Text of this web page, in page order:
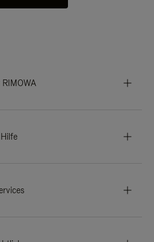
RIMOWA
Hilfe